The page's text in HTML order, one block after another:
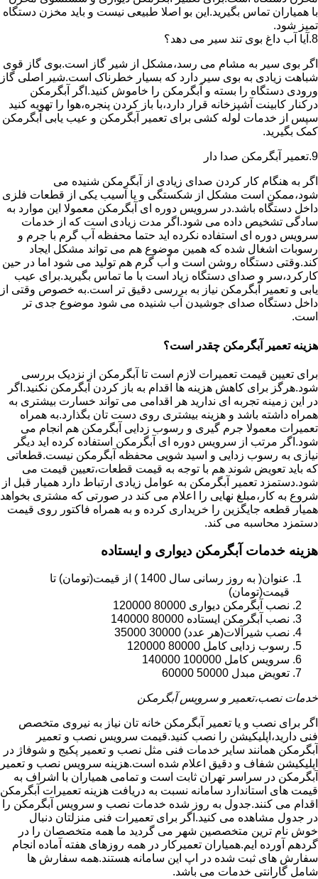
با همیاران تماس بگیرید.این بو اصلا طبیعی نیست و باید مخزن دستگاه
تمیز شود.
8.آیا آب داغ بوی تند سیر می دهد؟
اگر بوی سیر به مشام می رسد،مشکل از شیر گاز است.بوی گاز قوی
شباهت زیادی به بوی سیر دارد که بسیار خطرناک است.شیر اصلی گاز
ورودی دستگاه را بسته و آبگرمکن را خاموش کنید.اگر آبگرمکن
درکنار کابینت آشپزخانه قرار دارد،با باز کردن پنجره،هوا را تهویه کنید
سپس از خدمات لوله کشی برای تعمیر آبگرمکن و عیب یابی آبگرمکن
کمک بگیرید.
9.تعمیر آبگرمکن صدا دار
اگر به هنگام کار کردن صدای زیادی از آبگرمکن شنیده می
شود،ممکن است مشکل از شکستگی و یا آسیب یکی از قطعات فلزی
داخل دستگاه باشد.در سرویس دوره ای آبگرمکن معمولا این موارد به
سادگی تشخیص داده می شود.اگر مدت زیادی است که از خدمات
سرویس دوره ای استفاده نکرده اید حتما محفظه آب گرم با جرم و
رسوبات اشغال شده که همین موضوع هم می تواند مشکل ایجاد
کند.وقتی دستگاه روشن است و آب گرم هم تولید می شود اما در حین
کارکرد،سر و صدای دستگاه زیاد است با ما تماس بگیرید.برای عیب
یابی و تعمیر آبگرمکن نیاز به بررسی دقیق تر است.به خصوص وقتی از
داخل دستگاه صدای جوشیدن آب شنیده می شود موضوع جدی تر
است.
هزینه تعمیر آبگرمکن چقدر است؟
برای تعیین قیمت تعمیرات لازم است تا آبگرمکن از نزدیک بررسی
شود.هرگز برای کاهش هزینه ها اقدام به باز کردن آبگرمکن نکنید.اگر
در این زمینه تجربه ای ندارید هر اقدامی می تواند خسارت بیشتری به
همراه داشته باشد و هزینه بیشتری روی دست تان بگذارد.به همراه
تعمیرات معمولا جرم گیری و رسوب زدایی آبگرمکن هم انجام می
شود.اگر مرتب از سرویس دوره ای آبگرمکن استفاده کرده اید دیگر
نیازی به رسوب زدایی و اسید شویی محفظه آبگرمکن نیست.قطعاتی
که باید تعویض شوند هم با توجه به قیمت قطعات،تعیین قیمت می
شود.دستمزد تعمیر آبگرمکن به عوامل زیادی ارتباط دارد همیار قبل از
شروع به کار،مبلغ نهایی را اعلام می کند در صورتی که مشتری بخواهد
همیار قطعه جایگزین را خریداری کرده و به همراه فاکتور روی قیمت
دستمزد محاسبه می کند.
هزینه خدمات آبگرمکن دیواری و ایستاده
عنوان( به روز رسانی سال 1400 ) از قیمت(تومان) تا
قیمت(تومان)
نصب آبگرمکن دیواری 80000 120000
نصب آبگرمکن ایستاده 80000 140000
نصب شیرآلات(هر عدد) 30000 35000
رسوب زدایی کامل 80000 120000
سرویس کامل 100000 140000
تعویض مبدل 50000 60000
خدمات نصب،تعمیر و سرویس آبگرمکن
اگر برای نصب و یا تعمیر آبگرمکن خانه تان نیاز به نیروی متخصص
فنی دارید،اپلیکیشن را نصب کنید.قیمت سرویس نصب و تعمیر
آبگرمکن همانند سایر خدمات فنی مثل نصب و تعمیر پکیج و شوفاژ در
اپلیکیشن شفاف و دقیق اعلام شده است.هزینه سرویس نصب و تعمیر
آبگرمکن در سراسر تهران ثابت است و تمامی همیاران با اشراف به
قیمت های استاندارد سامانه نسبت به دریافت هزینه تعمیرات آبگرمکن
اقدام می کنند.جدول به روز شده خدمات نصب و سرویس آبگرمکن را
در جدول مشاهده می کنید.اگر برای تعمیرات فنی منزلتان دنبال
خوش نام ترین متخصصین شهر می گردید ما همه متخصصان را در
گردهم آورده ایم.همیاران تعمیرکار در همه روزهای هفته آماده انجام
سفارش های ثبت شده در اپ این سامانه هستند.همه سفارش ها
شامل گارانتی خدمات می باشد.